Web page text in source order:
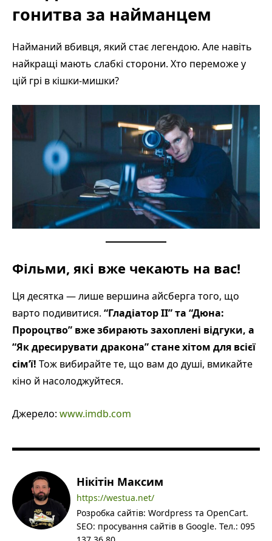
гонитва за найманцем
Найманий вбивця, який стає легендою. Але навіть
найкращі мають слабкі сторони. Хто переможе у
цій грі в кішки-мишки?
Фільми, які вже чекають на вас!
Ця десятка — лише вершина айсберга того, що
варто подивитися. “Гладіатор II” та “Дюна:
Пророцтво” вже збирають захоплені відгуки, а
“Як дресирувати дракона” стане хітом для всієї
сім’ї! Тож вибирайте те, що вам до душі, вмикайте
кіно й насолоджуйтеся.
Джерело: www.imdb.com
Нікітін Максим
https://westua.net/
Розробка сайтів: Wordpress та OpenCart.
SEO: просування сайтів в Google. Тел.: 095